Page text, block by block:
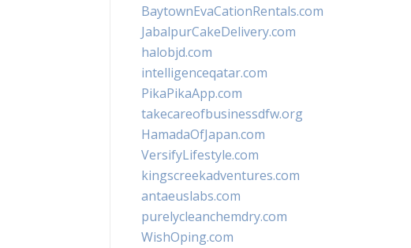
BaytownEvaCationRentals.com
JabalpurCakeDelivery.com
halobjd.com
intelligenceqatar.com
PikaPikaApp.com
takecareofbusinessdfw.org
HamadaOfJapan.com
VersifyLifestyle.com
kingscreekadventures.com
antaeuslabs.com
purelycleanchemdry.com
WishOping.com